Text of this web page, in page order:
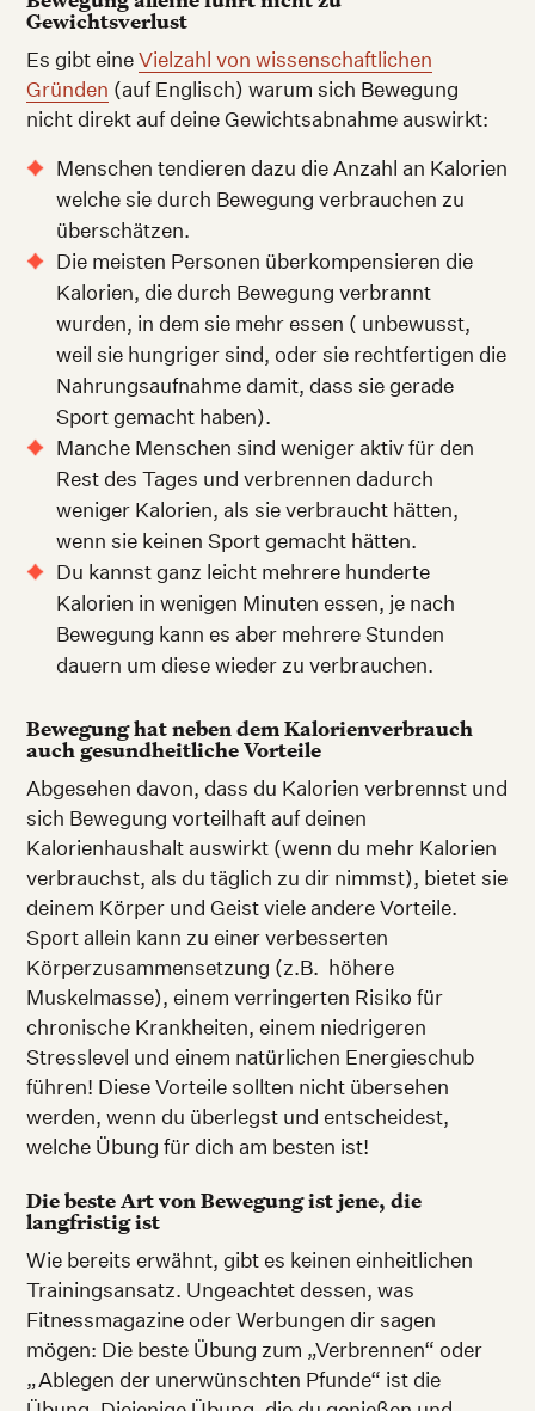
Gewichtsverlust
Es gibt eineVielzahl von wissenschaftlichen
Gründen (auf Englisch) warum sich Bewegung
nicht direkt auf deine Gewichtsabnahme auswirkt:
Menschen tendieren dazu die Anzahl an Kalorien
welche sie durch Bewegung verbrauchen zu
überschätzen.
Die meisten Personen überkompensieren die
Kalorien, die durch Bewegung verbrannt
wurden, in dem sie mehr essen ( unbewusst,
weil sie hungriger sind, oder sie rechtfertigen die
Nahrungsaufnahme damit, dass sie gerade
Sport gemacht haben).
Manche Menschen sind weniger aktiv für den
Rest des Tages und verbrennen dadurch
weniger Kalorien, als sie verbraucht hätten,
wenn sie keinen Sport gemacht hätten.
Du kannst ganz leicht mehrere hunderte
Kalorien in wenigen Minuten essen, je nach
Bewegung kann es aber mehrere Stunden
dauern um diese wieder zu verbrauchen.
Bewegung hat neben dem Kalorienverbrauch
auch gesundheitliche Vorteile
Abgesehen davon, dass du Kalorien verbrennst und
sich Bewegung vorteilhaft auf deinen
Kalorienhaushalt auswirkt (wenn du mehr Kalorien
verbrauchst, als du täglich zu dir nimmst), bietet sie
deinem Körper und Geist viele andere Vorteile.
Sport allein kann zu einer verbesserten
Körperzusammensetzung (z.B. höhere
Muskelmasse), einem verringerten Risiko für
chronische Krankheiten, einem niedrigeren
Stresslevel und einem natürlichen Energieschub
führen! Diese Vorteile sollten nicht übersehen
werden, wenn du überlegst und entscheidest,
welche Übung für dich am besten ist!
Die beste Art von Bewegung ist jene, die
langfristig ist
Wie bereits erwähnt, gibt es keinen einheitlichen
Trainingsansatz. Ungeachtet dessen, was
Fitnessmagazine oder Werbungen dir sagen
mögen: Die beste Übung zum „Verbrennen“ oder
„Ablegen der unerwünschten Pfunde“ ist die